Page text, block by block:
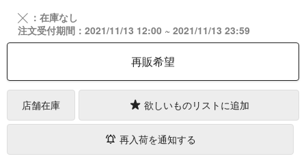
╳ ：在庫なし
注文受付期間：2021/11/13 12:00 ~ 2021/11/13 23:59
再販希望
店舗在庫 欲しいものリストに追加
再入荷を通知する